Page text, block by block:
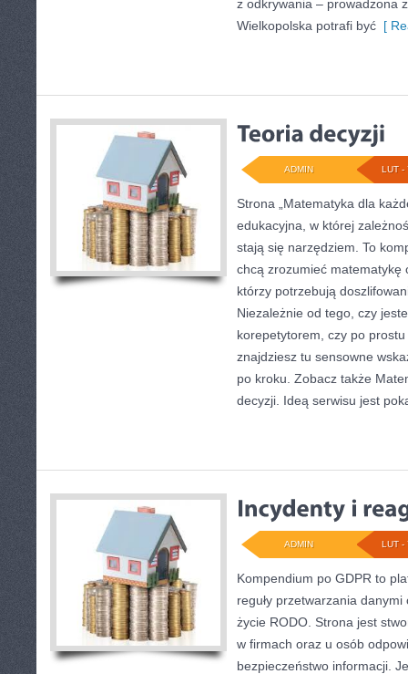
z odkrywania – prowadzona
Wielkopolska potrafi być [
LUT -
ADMIN
Strona „Matematyka dla
edukacyjna, w której
stają się narzędziem. To
chcą zrozumieć matematykę
którzy potrzebują
Niezależnie od tego, czy
korepetytorem, czy po
znajdziesz tu sensowne
po kroku. Zobacz także
decyzji. Ideą serwisu jest
LUT -
ADMIN
Kompendium po GDPR to
reguły przetwarzania
życie RODO. Strona jest
w firmach oraz u osób
bezpieczeństwo informacji.